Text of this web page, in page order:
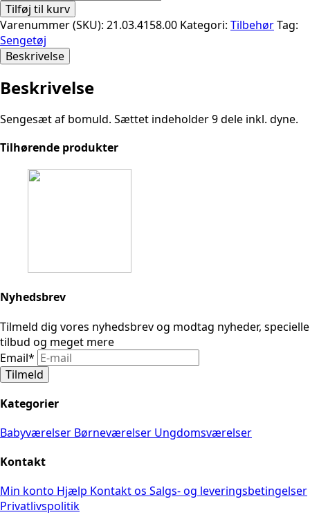
Tilføj til kurv
Varenummer (SKU): 21.03.4158.00 Kategori: TilbehørTag:
Sengetøj
Beskrivelse
Beskrivelse
Sengesæt af bomuld. Sættet indeholder 9 dele inkl. dyne.
Tilhørende produkter
Nyhedsbrev
Tilmeld dig vores nyhedsbrev og modtag nyheder, specielle
tilbud og meget mere
Email*
Tilmeld
Kategorier
Babyværelser Børneværelser Ungdomsværelser
Kontakt
Min konto Hjælp Kontakt os Salgs- og leveringsbetingelser
Privatlivspolitik